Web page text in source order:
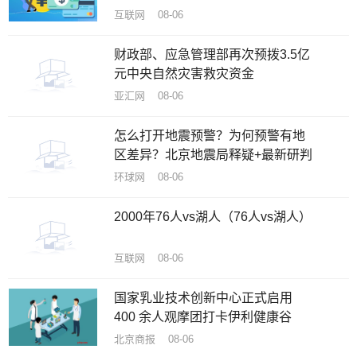
趋势
互联网 08-06
财政部、应急管理部再次预拨3.5亿
元中央自然灾害救灾资金
亚汇网 08-06
怎么打开地震预警？为何预警有地
区差异？北京地震局释疑+最新研判
环球网 08-06
2000年76人vs湖人（76人vs湖人）
互联网 08-06
国家乳业技术创新中心正式启用
400 余人观摩团打卡伊利健康谷
北京商报 08-06